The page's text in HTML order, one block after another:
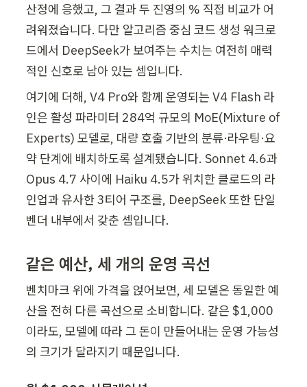
산정에 응했고, 그 결과 두 진영의 % 직접 비교가 어
려워졌습니다. 다만 알고리즘 중심 코드 생성 워크로
드에서 DeepSeek가 보여주는 수치는 여전히 매력
적인 신호로 남아 있는 셈입니다.
여기에 더해, V4 Pro와 함께 운영되는 V4 Flash 라
인은 활성 파라미터 284억 규모의 MoE(Mixture of
Experts) 모델로, 대량 호출 기반의 분류·라우팅·요
약 단계에 배치하도록 설계됐습니다. Sonnet 4.6과
Opus 4.7 사이에 Haiku 4.5가 위치한 클로드의 라
인업과 유사한 3티어 구조를, DeepSeek 또한 단일
벤더 내부에서 갖춘 셈입니다.
같은 예산, 세 개의 운영 곡선
벤치마크 위에 가격을 얹어보면, 세 모델은 동일한 예
산을 전혀 다른 곡선으로 소비합니다. 같은 $1,000
이라도, 모델에 따라 그 돈이 만들어내는 운영 가능성
의 크기가 달라지기 때문입니다.